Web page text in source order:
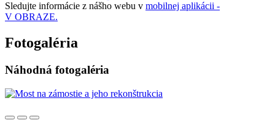
Sledujte informácie z nášho webu v mobilnej aplikácii -
V OBRAZE.
Fotogaléria
Náhodná fotogaléria